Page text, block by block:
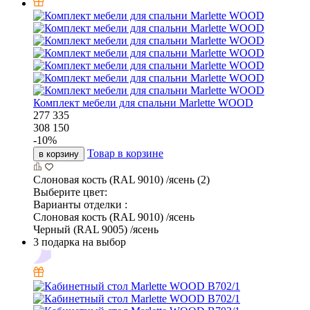
Комплект мебели для спальни Marlette WOOD
277 335
308 150
-10%
в корзину Товар в корзине
Слоновая кость (RAL 9010) /ясень (2)
Выберите цвет:
Варианты отделки :
Слоновая кость (RAL 9010) /ясень
Черный (RAL 9005) /ясень
3 подарка на выбор